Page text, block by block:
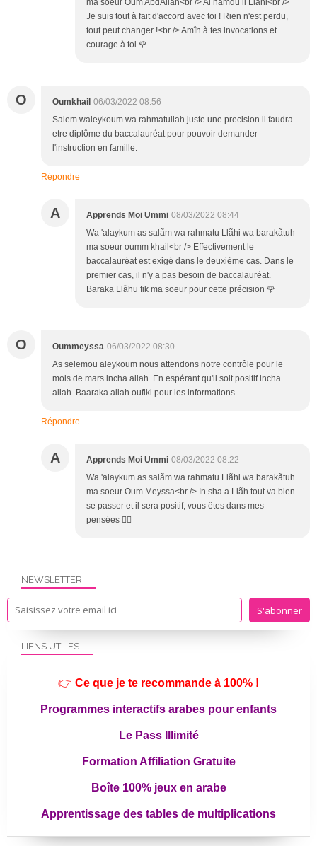
Je suis tout à fait d'accord avec toi ! Rien n'est perdu,
tout peut changer !<br /> Amîn à tes invocations et
courage à toi 🌹
O Oumkhail 06/03/2022 08:56
Salem waleykoum wa rahmatullah juste une precision il faudra
etre diplôme du baccalauréat pour pouvoir demander
l'instruction en famille.
Répondre
A Apprends Moi Ummi 08/03/2022 08:44
Wa 'alaykum as salãm wa rahmatu Llãhi wa barakãtuh
ma soeur oumm khail<br /> Effectivement le
baccalauréat est exigé dans le deuxième cas. Dans le
premier cas, il n'y a pas besoin de baccalauréat.
Baraka Llãhu fik ma soeur pour cette précision 🌹
O Oummeyssa 06/03/2022 08:30
As selemou aleykoum nous attendons notre contrôle pour le
mois de mars incha allah. En espérant qu'il soit positif incha
allah. Baaraka allah oufiki pour les informations
Répondre
A Apprends Moi Ummi 08/03/2022 08:22
Wa 'alaykum as salãm wa rahmatu Llãhi wa barakãtuh
ma soeur Oum Meyssa<br /> In sha a Llãh tout va bien
se passer et il sera positif, vous êtes dans mes
pensées 👍🏻
NEWSLETTER
LIENS UTILES
👉 Ce que je te recommande à 100% !
Programmes interactifs arabes pour enfants
Le Pass Illimité
Formation Affiliation Gratuite
Boîte 100% jeux en arabe
Apprentissage des tables de multiplications